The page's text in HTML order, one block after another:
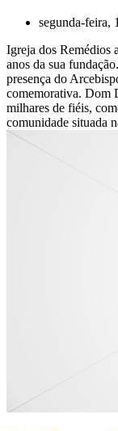
segunda-feira,
Igreja dos Remédios
anos da sua
presença do
comemorativa. Dom
milhares de fiéis,
comunidade situada